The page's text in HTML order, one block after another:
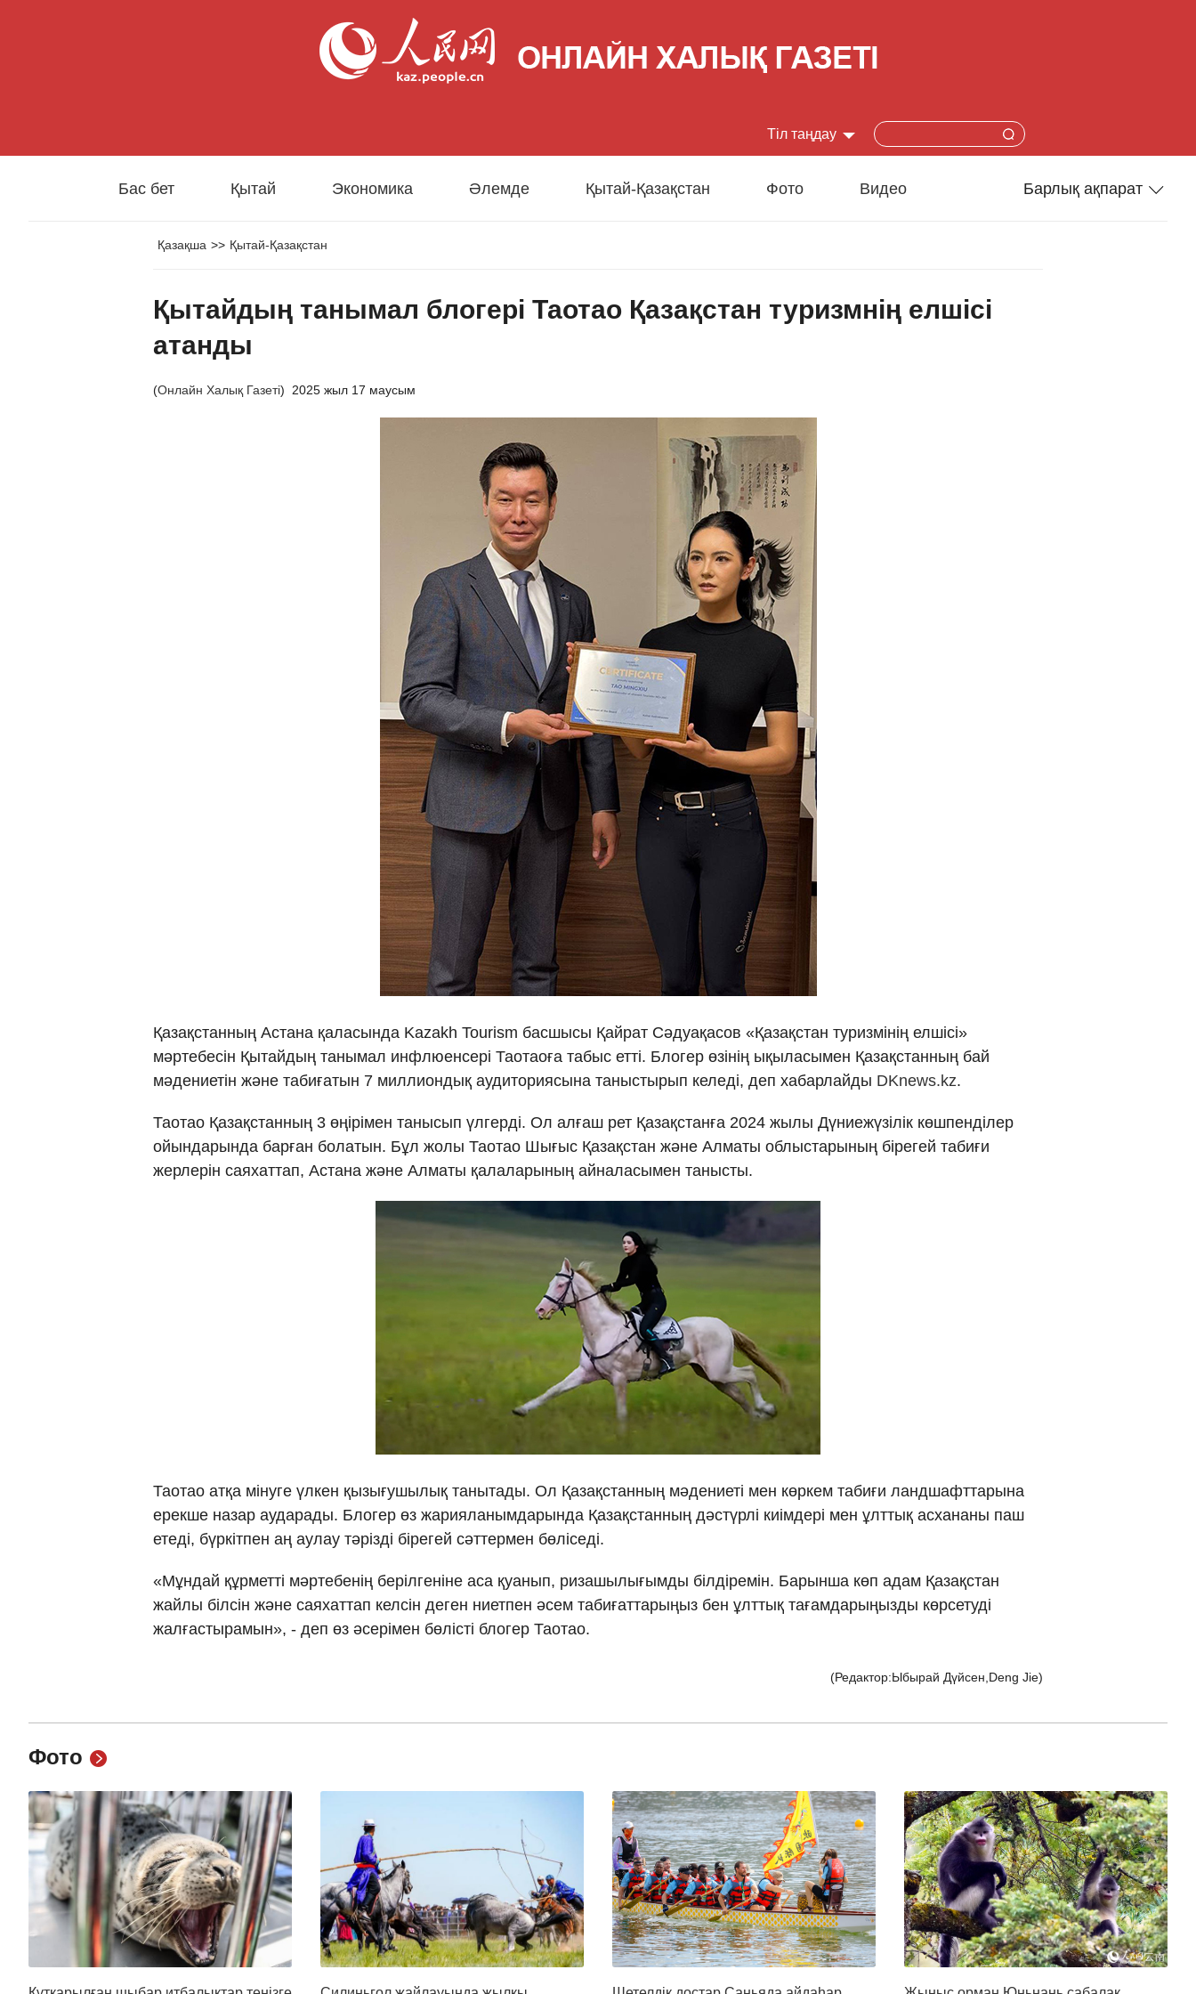
Тіл таңдау
Français
عربي
한국어
Português
Kiswahili
Italiano
Қазақ тілі
ภาษาไทย
Bahasa Melayu
Ελληνικά
Tiếng Việt
Бас бет Қытай Экономика Әлемде Қытай-Қазақстан Фото Видео Барлық ақпарат
Қазақша >> Қытай-Қазақстан
Қытайдың танымал блогері Таотао Қазақстан туризмнің елшісі
атанды
(Онлайн Халық Газеті) 2025 жыл 17 маусым
Қазақстанның Астана қаласында Kazakh Tourism басшысы Қайрат Сәдуақасов «Қазақстан туризмінің елшісі»
мәртебесін Қытайдың танымал инфлюенсері Таотаоға табыс етті. Блогер өзінің ықыласымен Қазақстанның бай
мәдениетін және табиғатын 7 миллиондық аудиториясына таныстырып келеді, деп хабарлайды DKnews.kz.
Таотао Қазақстанның 3 өңірімен танысып үлгерді. Ол алғаш рет Қазақстанға 2024 жылы Дүниежүзілік көшпенділер
ойындарында барған болатын. Бұл жолы Таотао Шығыс Қазақстан және Алматы облыстарының бірегей табиғи
жерлерін саяхаттап, Астана және Алматы қалаларының айналасымен танысты.
Таотао атқа мінуге үлкен қызығушылық танытады. Ол Қазақстанның мәдениеті мен көркем табиғи ландшафттарына
ерекше назар аударады. Блогер өз жарияланымдарында Қазақстанның дәстүрлі киімдері мен ұлттық асхананы паш
етеді, бүркітпен аң аулау тәрізді бірегей сәттермен бөліседі.
«Мұндай құрметті мәртебенің берілгеніне аса қуанып, ризашылығымды білдіремін. Барынша көп адам Қазақстан
жайлы білсін және саяхаттап келсін деген ниетпен әсем табиғаттарыңыз бен ұлттық тағамдарыңызды көрсетуді
жалғастырамын», - деп өз әсерімен бөлісті блогер Таотао.
(Редактор:Ыбырай Дүйсен,Deng Jie)
Фото